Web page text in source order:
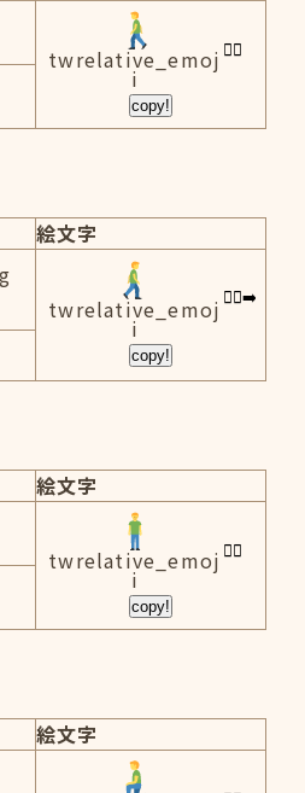
twrelative_emoj
i
copy!
絵文字
twrelative_emoj
i
copy!
絵文字
twrelative_emoj
i
copy!
絵文字